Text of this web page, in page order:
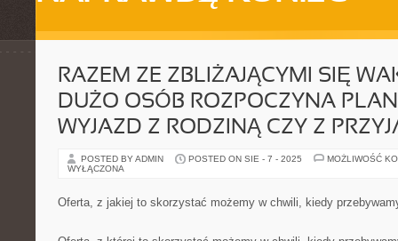
RAZEM ZE ZBLIŻAJĄCYMI SIĘ
DUŻO OSÓB ROZPOCZYNA
WYJAZD Z RODZINĄ CZY Z
POSTED BY ADMIN POSTED ON SIE - 7 - 2025
MOŻLIWOŚĆ
WYŁĄCZONA
Oferta, z jakiej to skorzystać możemy w chwili, kiedy